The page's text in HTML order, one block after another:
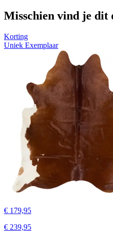
Misschien vind je dit
Korting
Uniek Exemplaar
€ 179,95
€ 239,95